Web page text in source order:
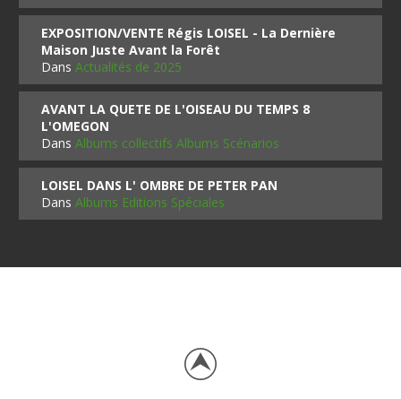
EXPOSITION/VENTE Régis LOISEL - La Dernière
Maison Juste Avant la Forêt
DansActualités de 2025
AVANT LA QUETE DE L'OISEAU DU TEMPS 8
L'OMEGON
DansAlbums collectifs Albums Scénarios
LOISEL DANS L' OMBRE DE PETER PAN
DansAlbums Editions Spéciales